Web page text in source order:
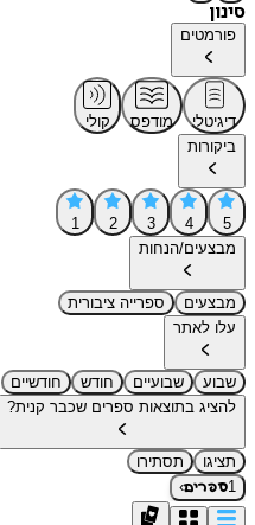
סינון
פורמטים
דיגיטלי מודפס
קולי
ביקורות
5
4
3
2
1
מבצעים/הנחות
מבצעים
ספרייה ציבורית
עלו לאתר
שבוע שבועיים חודש
חודשיים
להציג בתוצאות ספרים שכבר קנית?
תציגו
תסתירו
1ספרים›